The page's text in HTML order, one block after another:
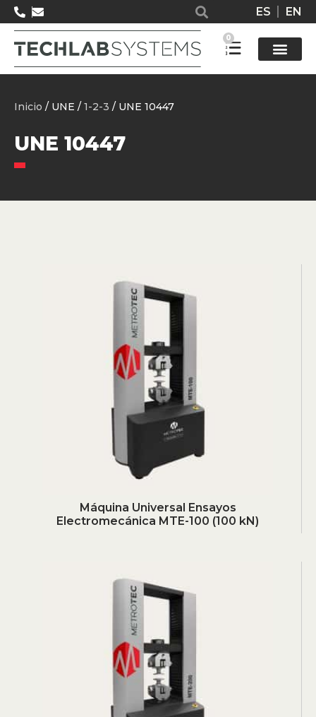
ES EN
0
Inicio / UNE / 1-2-3 / UNE 10447
UNE 10447
Máquina Universal Ensayos
Electromecánica MTE-100 (100 kN)